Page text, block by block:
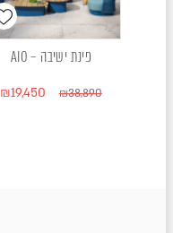
פינת ישיבה – AIO
₪38,890
₪19,450